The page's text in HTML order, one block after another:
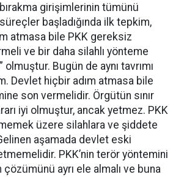
girişimlerinin tümünü
başladığında ilk tepkim,
atmasa bile PKK gereksiz
ve bir daha silahlı yönteme
olmuştur. Bugün de aynı tavrımı
Devlet hiçbir adım atmasa bile
son vermelidir. Örgütün sınır
iyi olmuştur, ancak yetmez. PKK
üzere silahlara ve şiddete
aşamada devlet eski
PKK’nin terör yöntemini
çözümünü ayrı ele almalı ve buna